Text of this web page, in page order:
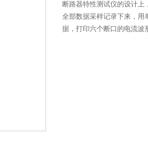
断路器特性测试仪的设计上
全部数据采样记录下来，用
据，打印六个断口的电流波